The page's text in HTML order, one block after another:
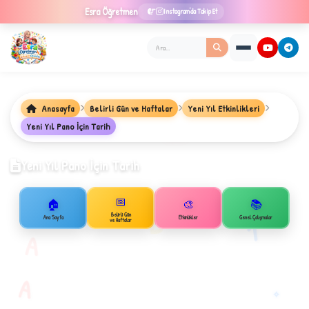
Esra Öğretmen Instagram'da Takip Et
B
✧
Anasayfa Belirli Gün ve Haftalar
Yeni Yıl Etkinlikleri
Yeni Yıl Pano İçin Tarih
Yeni Yıl Pano İçin Tarih
🏠
Ana Sayfa
📅
Belirli Gün
ve Haftalar
🎨
Etkinlikler
📚
Genel Çalışmalar
1